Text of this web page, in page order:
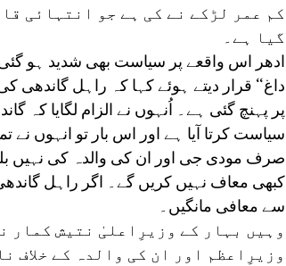
کم عمر لڑکے نے کی ہے جو انتہائی
گیا ہے۔
ادھر اس واقعے پر سیاست بھی شدید ہو
داغ‘‘ قرار دیتے ہوئے کہا کہ راہل
پر پہنچ گئی ہے۔ اُنہوں نے الزام لگایا
سیاست کرتا آیا ہے اور اس بار تو انہوں
کبھی معاف نہیں کریں گے۔ اگر راہل
سے معافی مانگیں۔
وہیں بہار کے وزیرِاعلیٰ نتیش کمار
وزیرِاعظم اور ان کی والدہ کے خلاف